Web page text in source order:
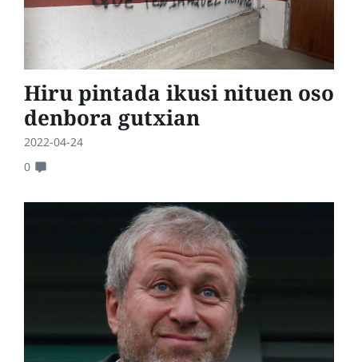
Hiru pintada ikusi nituen oso
denbora gutxian
2022-04-24
0